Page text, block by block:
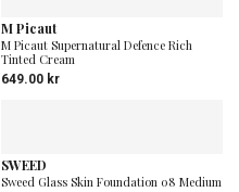
M Picaut
M Picaut Supernatural Defence Rich
Tinted Cream
649.00 kr
SWEED
Sweed Glass Skin Foundation 08 Medium